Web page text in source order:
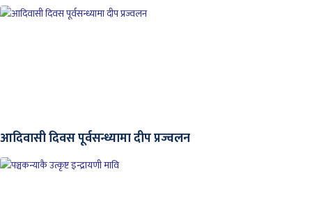
आदिवासी दिवस पूर्वसन्ध्यामा दीप प्रज्वलन